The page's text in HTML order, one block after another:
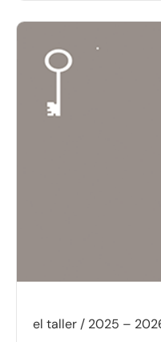
el taller / 2025 –